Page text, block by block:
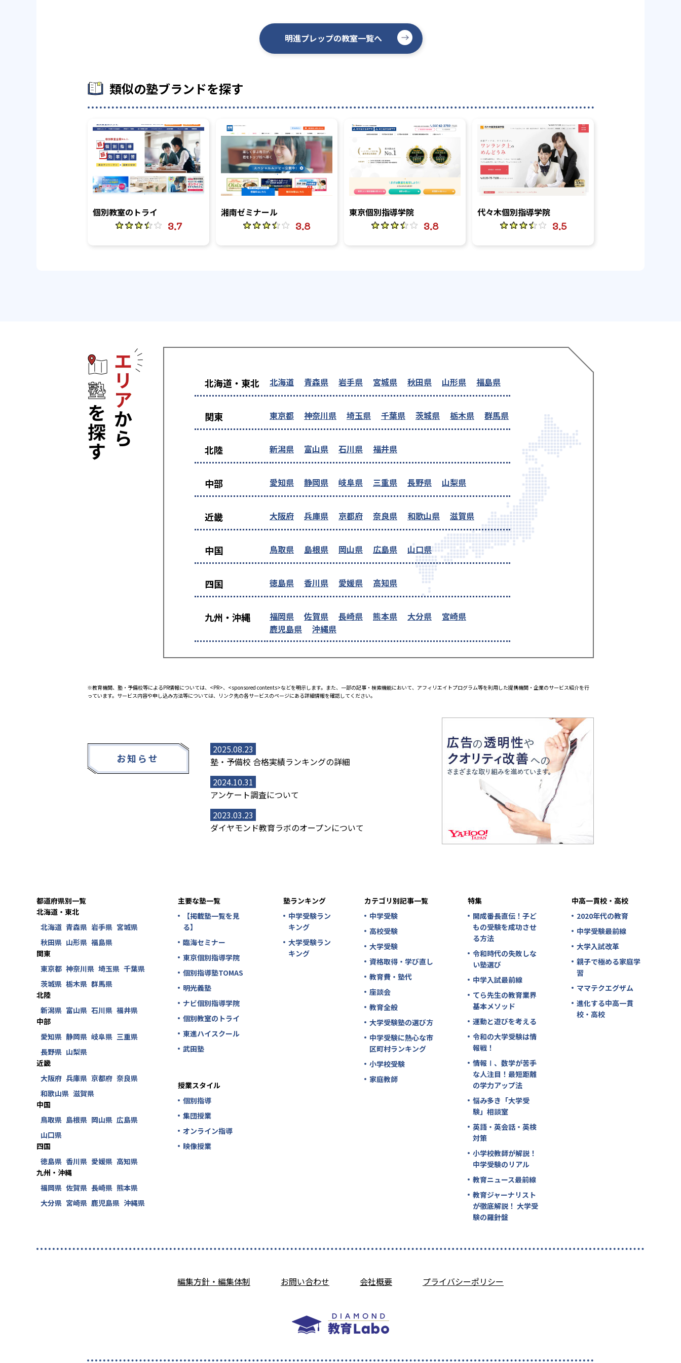
明進プレップの教室一覧へ
類似の塾ブランドを探す
個別教室のトライ
3.7
湘南ゼミナール
3.8
東京個別指導学院
3.8
代々木個別指導学院
3.5
北海道・東北 北海道 青森県 岩手県 宮城県 秋田県 山形県 福島県
関東 東京都 神奈川県 埼玉県 千葉県 茨城県 栃木県 群馬県
北陸 新潟県 富山県 石川県 福井県
中部 愛知県 静岡県 岐阜県 三重県 長野県 山梨県
近畿 大阪府 兵庫県 京都府 奈良県 和歌山県 滋賀県
中国 鳥取県 島根県 岡山県 広島県 山口県
四国 徳島県 香川県 愛媛県 高知県
九州・沖縄 福岡県 佐賀県 長崎県 熊本県 大分県
宮崎県
鹿児島県
沖縄県
※教育機関、塾・予備校等によるPR情報については、<PR>、<sponsored contents>などを明示します。また、一部の記事・検索機能において、アフィリエイトプログラム等を利用した提携機関・企業のサービス紹介を行
っています。サービス内容や申し込み方法等については、リンク先の各サービスのページにある詳細情報を確認してください。
お知らせ
2025.08.23
塾・予備校 合格実績ランキングの詳細
2024.10.31
アンケート調査について
2023.03.23
ダイヤモンド教育ラボのオープンについて
都道府県別一覧
北海道・東北
北海道 青森県 岩手県 宮城県
秋田県 山形県 福島県
関東
東京都 神奈川県 埼玉県 千葉県
茨城県 栃木県 群馬県
北陸
新潟県 富山県 石川県 福井県
中部
愛知県 静岡県 岐阜県 三重県
長野県 山梨県
近畿
大阪府 兵庫県 京都府 奈良県
和歌山県 滋賀県
中国
鳥取県 島根県 岡山県 広島県
山口県
四国
徳島県 香川県 愛媛県 高知県
九州・沖縄
福岡県 佐賀県 長崎県 熊本県
大分県 宮崎県 鹿児島県 沖縄県
主要な塾一覧
【掲載塾一覧を見
る】
臨海セミナー
東京個別指導学院
個別指導塾TOMAS
明光義塾
ナビ個別指導学院
個別教室のトライ
東進ハイスクール
武田塾
授業スタイル
個別指導
集団授業
オンライン指導
映像授業
塾ランキング
中学受験ラン
キング
大学受験ラン
キング
カテゴリ別記事一覧
中学受験
高校受験
大学受験
資格取得・学び直し
教育費・塾代
座談会
教育全般
大学受験塾の選び方
中学受験に熱心な市
区町村ランキング
小学校受験
家庭教師
特集
開成番長直伝！子ど
もの受験を成功させ
る方法
令和時代の失敗しな
い塾選び
中学入試最前線
てら先生の教育業界
基本メソッド
運動と遊びを考える
令和の大学受験は情
報戦！
情報Ⅰ、数学が苦手
な人注目！最短距離
の学力アップ法
悩み多き「大学受
験」相談室
英語・英会話・英検
対策
小学校教師が解説！
中学受験のリアル
教育ニュース最前線
教育ジャーナリスト
が徹底解説！ 大学受
験の羅針盤
中高一貫校・高校
2020年代の教育
中学受験最前線
大学入試改革
親子で極める家庭学
習
ママテクエグザム
進化する中高一貫
校・高校
編集方針・編集体制 お問い合わせ 会社概要 プライバシーポリシー